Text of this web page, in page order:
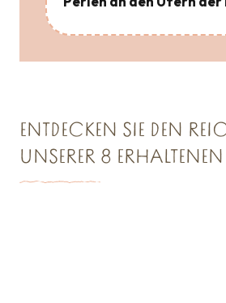
ENTDECKEN SIE DEN
UNSERER 8